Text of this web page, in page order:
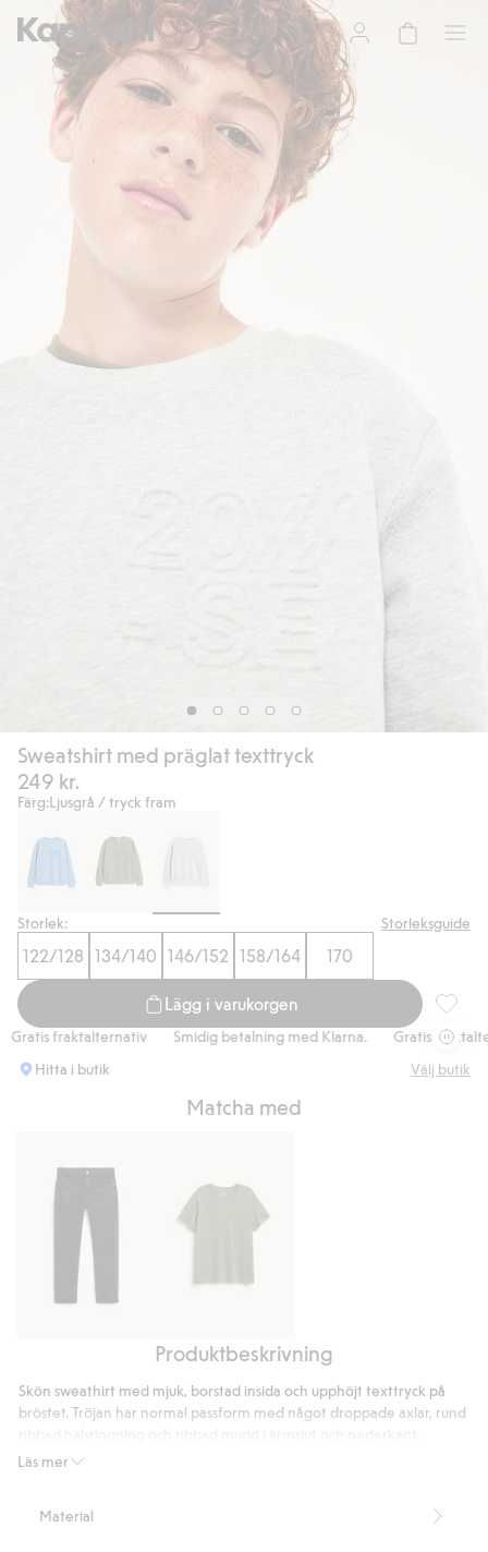
Sweatshirt med präglat texttryck
249 kr.
Färg:Ljusgrå / tryck fram
Storlek: Storleksguide
122/128 134/140 146/152 158/164 170
Lägg i varukorgen
fraktalternativ Smidig betalning med Klarna.
Gratis
Hitta i butik
Välj butik
Matcha med
jogger
T-
Produktbeskrivning
Läs mer
Skön sweathirt med mjuk, borstad insida och upphöjt texttryck på
bröstet. Tröjan har normal passform med något droppade axlar, rund
Artikelnummer
Material